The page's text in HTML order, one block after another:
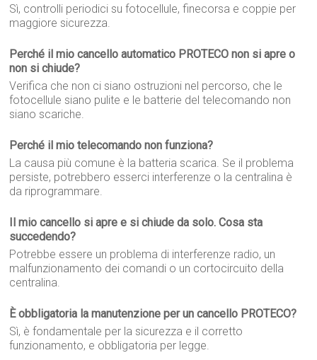
Sì, controlli periodici su fotocellule, finecorsa e coppie per
maggiore sicurezza.
Perché il mio cancello automatico PROTECO non si apre o
non si chiude?
Verifica che non ci siano ostruzioni nel percorso, che le
fotocellule siano pulite e le batterie del telecomando non
siano scariche.
Perché il mio telecomando non funziona?
La causa più comune è la batteria scarica. Se il problema
persiste, potrebbero esserci interferenze o la centralina è
da riprogrammare.
Il mio cancello si apre e si chiude da solo. Cosa sta
succedendo?
Potrebbe essere un problema di interferenze radio, un
malfunzionamento dei comandi o un cortocircuito della
centralina.
È obbligatoria la manutenzione per un cancello PROTECO?
Sì, è fondamentale per la sicurezza e il corretto
funzionamento, e obbligatoria per legge.